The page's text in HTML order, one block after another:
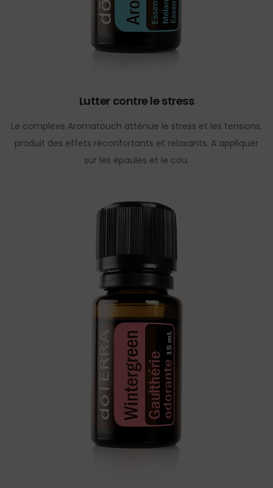
Lutter contre le stress
Le complexe Aromatouch atténue le stress et les tensions,
produit des effets réconfortants et relaxants. A appliquer
sur les épaules et le cou.